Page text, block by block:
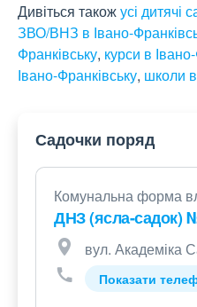
Дивіться такожусі дитячі
ЗВО/ВНЗ в Івано-
Франківську, курси в
Івано-Франківську, школи
Садочки поряд
Комунальна форма
ДНЗ (ясла-садок)
вул. Академіка
Показати